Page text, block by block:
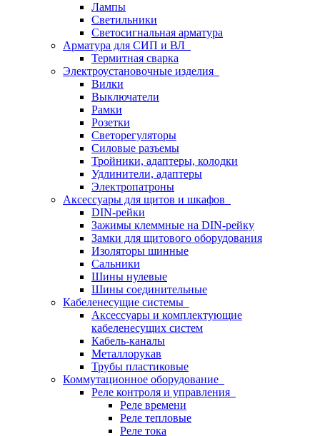
Лампы
Светильники
Светосигнальная арматура
Арматура для СИП и ВЛ
Термитная сварка
Электроустановочные изделия
Вилки
Выключатели
Рамки
Розетки
Светорегуляторы
Силовые разъемы
Тройники, адаптеры, колодки
Удлинители, адаптеры
Электропатроны
Аксессуары для щитов и шкафов
DIN-рейки
Зажимы клеммные на DIN-рейку
Замки для щитового оборудования
Изоляторы шинные
Сальники
Шины нулевые
Шины соединительные
Кабеленесущие системы
Аксессуары и комплектующие
кабеленесущих систем
Кабель-каналы
Металлорукав
Трубы пластиковые
Коммутационное оборудование
Реле контроля и управления
Реле времени
Реле тепловые
Реле тока